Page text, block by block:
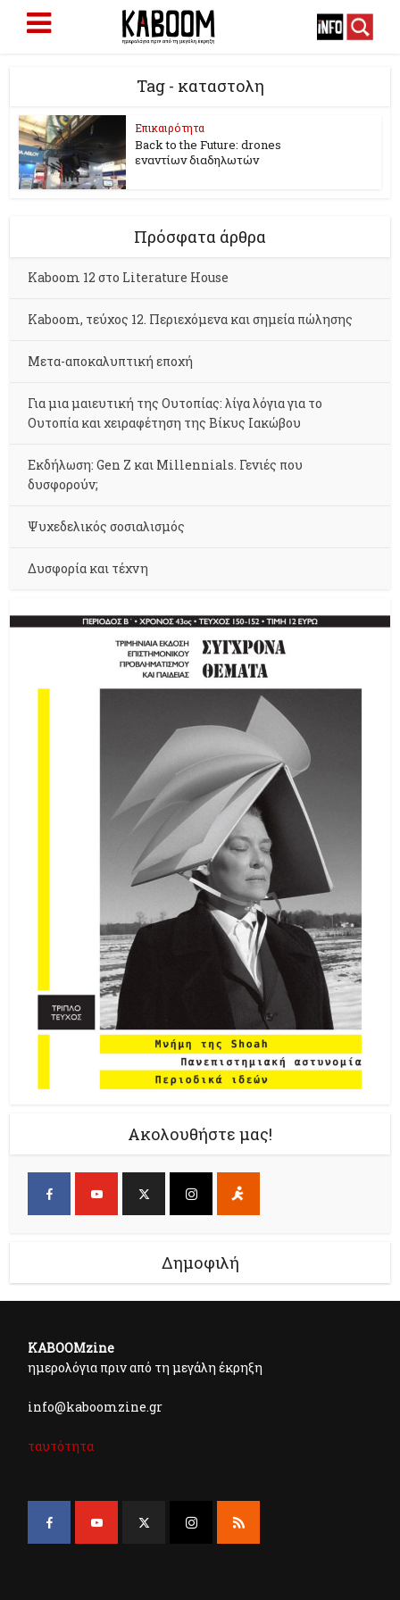
Tag - καταστολη
Επικαιρότητα
Back to the Future: drones
εναντίων διαδηλωτών
Πρόσφατα άρθρα
Kaboom 12 στο Literature House
Kaboom, τεύχος 12. Περιεχόμενα και σημεία πώλησης
Μετα-αποκαλυπτική εποχή
Για μια μαιευτική της Ουτοπίας: λίγα λόγια για το
Ουτοπία και χειραφέτηση της Βίκυς Ιακώβου
Εκδήλωση: Gen Z και Millennials. Γενιές που
δυσφορούν;
Ψυχεδελικός σοσιαλισμός
Δυσφορία και τέχνη
Ακολουθήστε μας!
Δημοφιλή
KABOOMzine
ημερολόγια πριν από τη μεγάλη έκρηξη
info@kaboomzine.gr
ταυτότητα